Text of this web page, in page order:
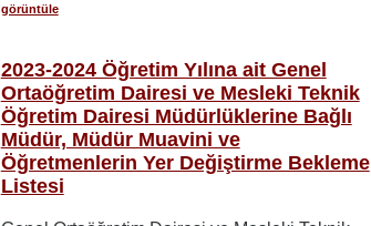
görüntüle
2023-2024 Öğretim Yılına ait Genel
Ortaöğretim Dairesi ve Mesleki Teknik
Öğretim Dairesi Müdürlüklerine Bağlı
Müdür, Müdür Muavini ve
Öğretmenlerin Yer Değiştirme Bekleme
Listesi